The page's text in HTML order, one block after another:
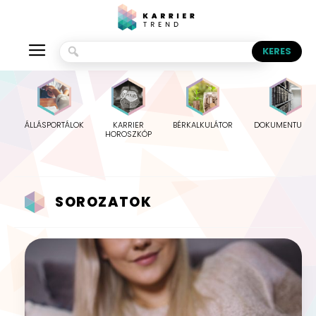
ÁLLÁSPORTÁLOK
KARRIER
HOROSZKÓP
BÉRKALKULÁTOR
SOROZATOK